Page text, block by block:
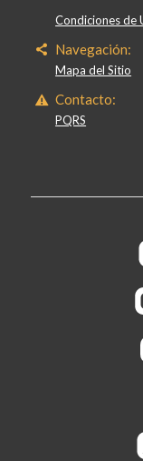
Condiciones de
Navegación:
Mapa del Sitio
Contacto:
PQRS